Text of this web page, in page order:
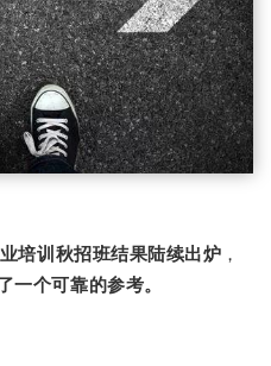
培训秋招班结果陆续出炉 ，
一个可靠的参考。